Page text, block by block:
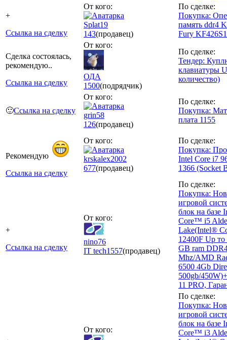
+
Ссылка на сделку
От кого:
Splat19
143(продавец)
По сделке:
Покупка:
память ddr4
Fury
Сделка состоялась,
рекомендую..
Ссылка на сделку
От кого:
ОДА
1500(подрядчик)
По сделке:
Тендер:
клавиатуры
количество)
🙂Ссылка на сделку
От кого:
grin58
126(продавец)
По сделке:
Покупка:
плата 1155
Рекомендую
Ссылка на сделку
От кого:
krskalex2002
677(продавец)
По сделке:
Покупка:
Intel Core i7
1366 (Socket
+
Ссылка на сделку
От кого:
nino76
IT tech1557(продавец)
По сделке:
Покупка:
игровой
блок на базе
Core™ i5
Lake(Intel®
12400F Up
GB ram
Mhz/AMD
6500 4Gb
500gb/
11 PRO,
От кого:
По сделке:
Покупка:
игровой
блок на базе
Core™ i3